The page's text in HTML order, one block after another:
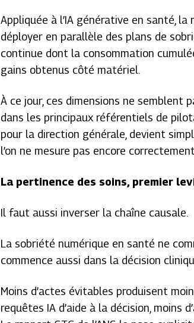
Appliquée à l’IA générative en santé,
déployer en parallèle des plans de
continue dont la consommation
gains obtenus côté matériel.
À ce jour, ces dimensions ne semblent
dans les principaux référentiels de
pour la direction générale, devient
l’on ne mesure pas encore
La pertinence des soins, premier
Il faut aussi inverser la chaîne causale.
La sobriété numérique en santé ne
commence aussi dans la décision
Moins d’actes évitables produisent
requêtes IA d’aide à la décision, moins